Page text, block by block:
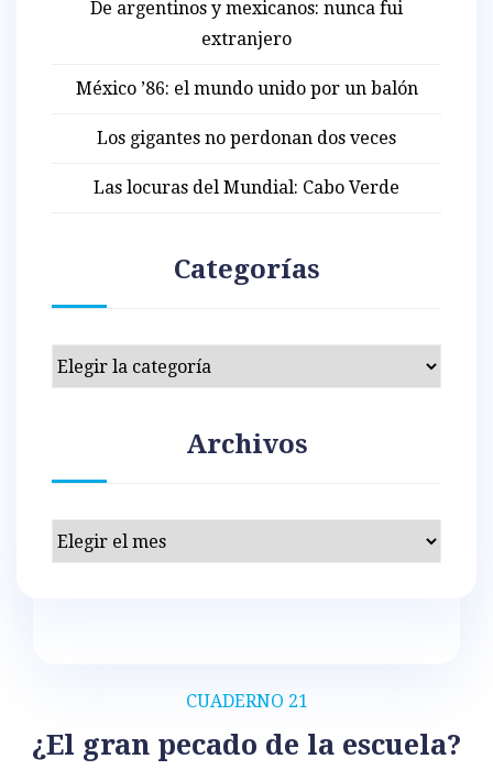
CUADERNO 21
¿El gran pecado de la escuela?
De argentinos y mexicanos: nunca fui
extranjero
México ’86: el mundo unido por un balón
Los gigantes no perdonan dos veces
Las locuras del Mundial: Cabo Verde
Categorías
Categorías
Archivos
Archivos